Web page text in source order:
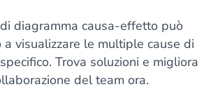
diagramma causa-effetto può
a visualizzare le multiple cause di
Trova soluzioni e migliora
del team ora.